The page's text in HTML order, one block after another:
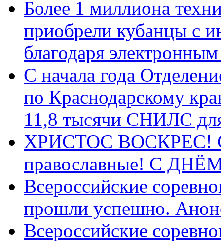
Более 1 миллиона
приобрели кубанцы с
благодаря
С начала года
по Краснодарскому
11,8 тысячи СНИЛС
ХРИСТОС ВОСКРЕС! С
православные! C
Всероссийские
прошли успешно.
Всероссийские